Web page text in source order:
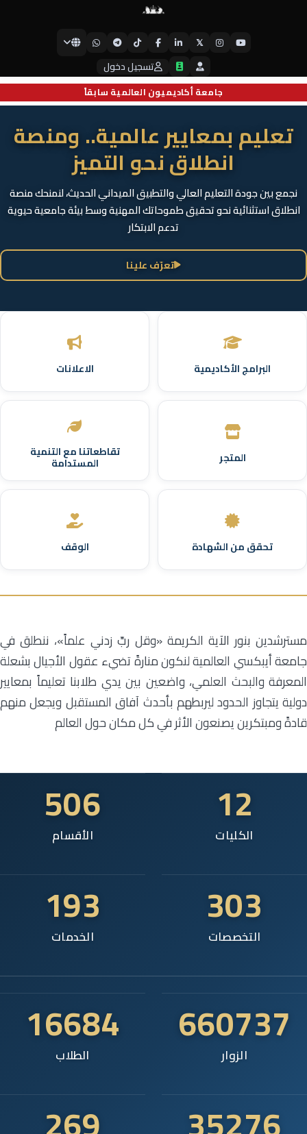
جامعة أكاديميون العالمية سابقاً
𝕏
تسجيل دخول
جامعة أيبكسي العالمية
تعليم بمعايير عالمية.. ومنصة
انطلاق نحو التميز
نجمع بين جودة التعليم العالي والتطبيق الميداني الحديث، لنمنحك منصة
انطلاق استثنائية نحو تحقيق طموحاتك المهنية وسط بيئة جامعية حيوية
تدعم الابتكار
تعرّف علينا
البرامج الأكاديمية الاعلانات
المتجر تقاطعاتنا مع التنمية
المستدامة
تحقق من الشهادة الوقف
مسترشدين بنور الآية الكريمة «وقل ربِّ زدني علماً»، ننطلق في
جامعة أيبكسي العالمية لنكون منارةً تضيء عقول الأجيال بشعلة
المعرفة والبحث العلمي، واضعين بين يدي طلابنا تعليماً بمعايير
دولية يتجاوز الحدود ليربطهم بأحدث آفاق المستقبل ويجعل منهم
قادةً ومبتكرين يصنعون الأثر في كل مكان حول العالم
12
الكليات
506
الأقسام
303
التخصصات
193
الخدمات
660737
الزوار
16684
الطلاب